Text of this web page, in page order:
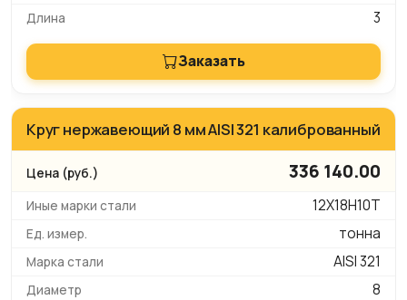
3
Заказать
Круг нержавеющий 8 мм AISI 321 калиброванный
336 140.00
12Х18Н10Т
тонна
AISI 321
8